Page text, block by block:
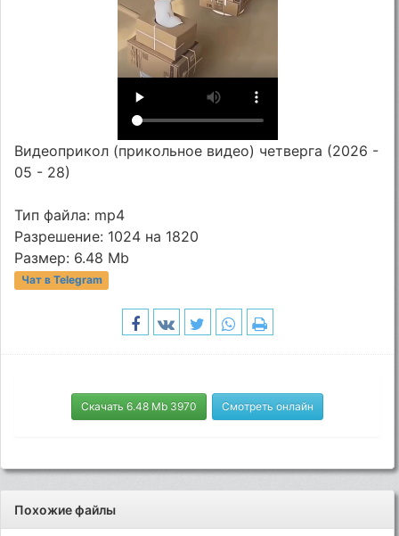
Видеоприкол (прикольное видео) четверга (2026 -
05 - 28)
Тип файла: mp4
Разрешение: 1024 на 1820
Размер: 6.48 Mb
Чат в Telegram
Скачать 6.48 Mb 3970 Смотреть онлайн
Похожие файлы